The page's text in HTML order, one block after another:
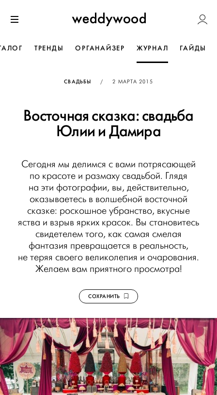
к содержанию
Weddywood
ТРЕНДЫ ОРГАНАЙЗЕР ЖУРНАЛ ГАЙДЫ
СВАДЬБЫ / ОПУБЛИКОВАНО
2 МАРТА 2015
Восточная сказка: свадьба
Юлии и Дамира
Сегодня мы делимся с вами потрясающей
по красоте и размаху свадьбой. Глядя
на эти фотографии, вы, действительно,
оказываетесь в волшебной восточной
сказке: роскошное убранство, вкусные
яства и взрыв ярких красок. Вы становитесь
свидетелем того, как самая смелая
фантазия превращается в реальность,
не теряя своего великолепия и очарования.
Желаем вам приятного просмотра!
СОХРАНИТЬ